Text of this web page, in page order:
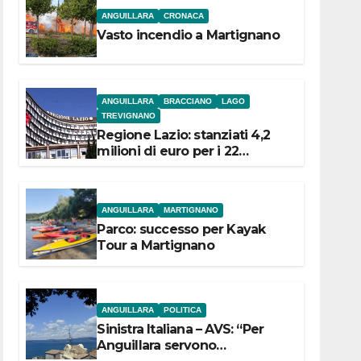
ANGUILLARA CRONACA
Vasto incendio a Martignano
ANGUILLARA BRACCIANO
LAGO
TREVIGNANO
Regione Lazio: stanziati 4,2
milioni di euro per i 22
ANGUILLARA MARTIGNANO
Parco: successo per Kayak
Tour a Martignano
ANGUILLARA POLITICA
Sinistra Italiana – AVS: “Per
Anguillara servono